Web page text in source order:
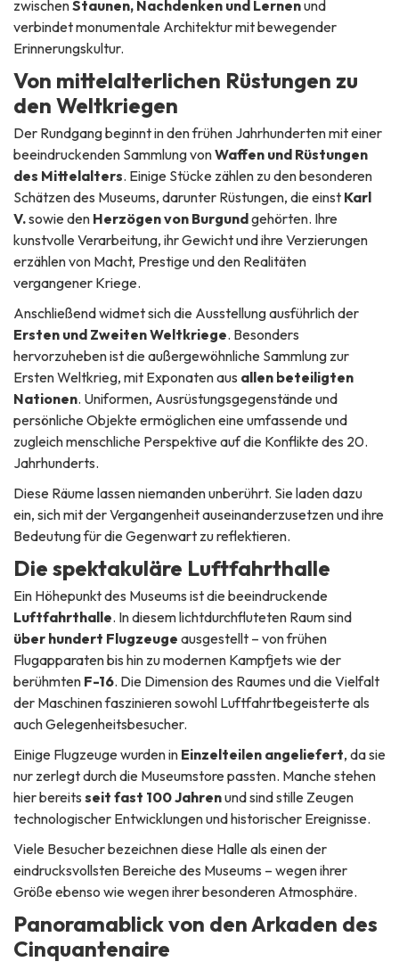
zwischenStaunen, Nachdenken und Lernenund
verbindet monumentale Architektur mit bewegender
Erinnerungskultur.
Von mittelalterlichen Rüstungen zu
den Weltkriegen
Der Rundgang beginnt in den frühen Jahrhunderten mit einer
beeindruckenden Sammlung vonWaffen und Rüstungen
des Mittelalters. Einige Stücke zählen zu den besonderen
Schätzen des Museums, darunter Rüstungen, die einst Karl
V.sowie den Herzögen von Burgundgehörten. Ihre
kunstvolle Verarbeitung, ihr Gewicht und ihre Verzierungen
erzählen von Macht, Prestige und den Realitäten
vergangener Kriege.
Anschließend widmet sich die Ausstellung ausführlich der
Ersten und Zweiten Weltkriege. Besonders
hervorzuheben ist die außergewöhnliche Sammlung zur
Ersten Weltkrieg, mit Exponaten aus allen beteiligten
Nationen. Uniformen, Ausrüstungsgegenstände und
persönliche Objekte ermöglichen eine umfassende und
zugleich menschliche Perspektive auf die Konflikte des 20.
Jahrhunderts.
Diese Räume lassen niemanden unberührt. Sie laden dazu
ein, sich mit der Vergangenheit auseinanderzusetzen und ihre
Bedeutung für die Gegenwart zu reflektieren.
Die spektakuläre Luftfahrthalle
Ein Höhepunkt des Museums ist die beeindruckende
Luftfahrthalle. In diesem lichtdurchfluteten Raum sind
über hundert Flugzeuge ausgestellt – von frühen
Flugapparaten bis hin zu modernen Kampfjets wie der
berühmten F-16. Die Dimension des Raumes und die Vielfalt
der Maschinen faszinieren sowohl Luftfahrtbegeisterte als
auch Gelegenheitsbesucher.
Einige Flugzeuge wurden in Einzelteilen angeliefert, da sie
nur zerlegt durch die Museumstore passten. Manche stehen
hier bereits seit fast 100 Jahrenund sind stille Zeugen
technologischer Entwicklungen und historischer Ereignisse.
Viele Besucher bezeichnen diese Halle als einen der
eindrucksvollsten Bereiche des Museums – wegen ihrer
Größe ebenso wie wegen ihrer besonderen Atmosphäre.
Panoramablick von den Arkaden des
Cinquantenaire